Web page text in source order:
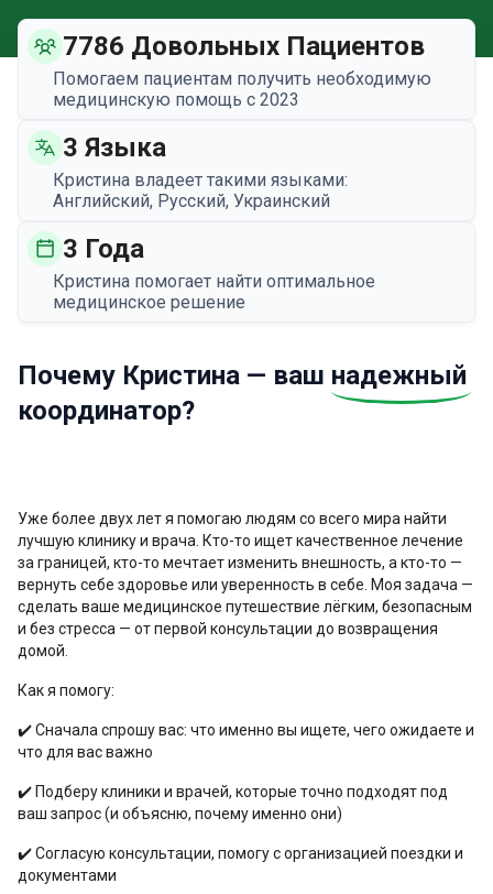
7786 Довольных Пациентов
Помогаем пациентам получить необходимую
медицинскую помощь с 2023
3 Языка
Кристина владеет такими языками:
Английский, Русский, Украинский
3 Года
Кристина помогает найти оптимальное
медицинское решение
Почему Кристина — ваш надежный
координатор?
Уже более двух лет я помогаю людям со всего мира найти
лучшую клинику и врача. Кто-то ищет качественное лечение
за границей, кто-то мечтает изменить внешность, а кто-то —
вернуть себе здоровье или уверенность в себе. Моя задача —
сделать ваше медицинское путешествие лёгким, безопасным
и без стресса — от первой консультации до возвращения
домой.
Как я помогу:
✔️ Сначала спрошу вас: что именно вы ищете, чего ожидаете и
что для вас важно
✔️ Подберу клиники и врачей, которые точно подходят под
ваш запрос (и объясню, почему именно они)
✔️ Согласую консультации, помогу с организацией поездки и
документами